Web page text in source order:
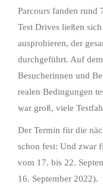
Parcours fanden rund
Test Drives ließen
ausprobieren, der
durchgeführt. Auf
Besucherinnen und
realen Bedingungen
war groß, viele
Der Termin für die
schon fest: Und zwar
vom 17. bis 22.
16. September 2022).